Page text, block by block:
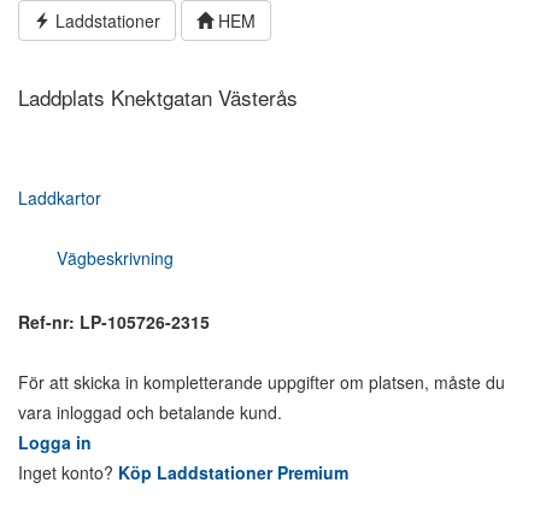
Hoppa Laddstationer HEM
Laddplats Knektgatan Västerås
Laddkartor
Vägbeskrivning
Ref-nr: LP-105726-2315
För att skicka in kompletterande uppgifter om platsen, måste du
vara inloggad och betalande kund.
Logga in
Inget konto? Köp Laddstationer Premium